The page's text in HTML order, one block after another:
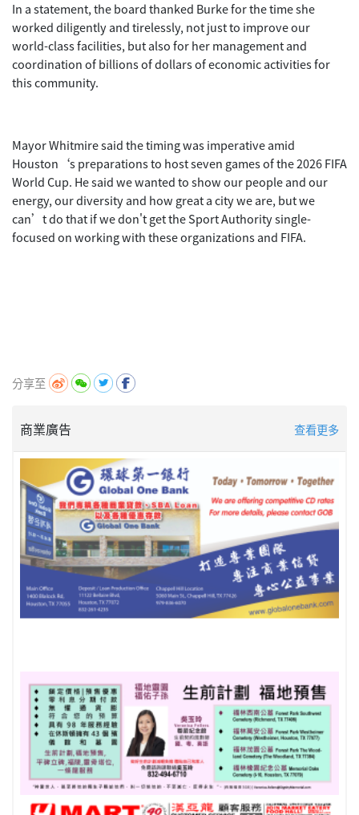
In a statement, the board thanked Burke for the time she
worked diligently and tirelessly, not just to improve our
world-class facilities, but also for her management and
coordination of billions of dollars of economic activities for
this community.
Mayor Whitmire said the timing was imperative amid
Houston‘s preparations to host seven games of the 2026 FIFA
World Cup. He said we wanted to show our people and our
energy, our diversity and how great a city we are, but we
can’t do that if we don't get the Sport Authority single-
focused on working with these organizations and FIFA.
分享至
商業廣告 查看更多